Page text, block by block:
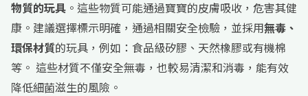
物質的玩具 。這些物質可能通過寶寶的皮膚吸收，危害其健
康。建議選擇標示明確，通過相關安全檢驗，並採用無毒、
環保材質的玩具，例如：食品級矽膠、天然橡膠或有機棉
等。 這些材質不僅安全無毒，也較易清潔和消毒，能有效
降低細菌滋生的風險。